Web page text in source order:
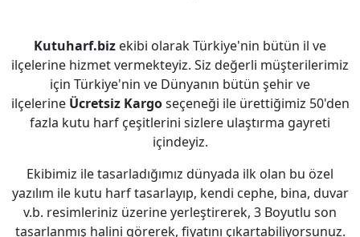
Kutuharf.biz ekibi olarak Türkiye'nin bütün il ve
ilçelerine hizmet vermekteyiz. Siz değerli müşterilerimiz
için Türkiye'nin ve Dünyanın bütün şehir ve
ilçelerine Ücretsiz Kargoseçeneği ile ürettiğimiz 50'den
fazla kutu harf çeşitlerini sizlere ulaştırma gayreti
içindeyiz.
Ekibimiz ile tasarladığımız dünyada ilk olan bu özel
yazılım ile kutu harf tasarlayıp, kendi cephe, bina, duvar
v.b. resimleriniz üzerine yerleştirerek, 3 Boyutlu son
tasarlanmış halini görerek, fiyatını çıkartabiliyorsunuz.